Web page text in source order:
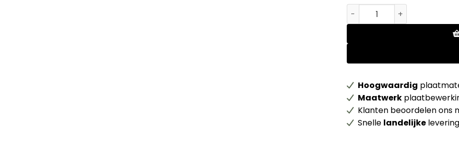
Abet HPL 1943 Root Tenebre
Hoogwaardig
Maatwerk
Klanten beoordelen ons
Snelle landelijke levering